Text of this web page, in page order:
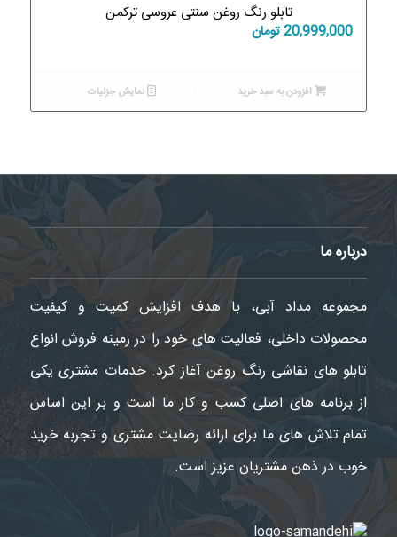
تابلو رنگ روغن سنتی عروسی ترکمن
20,999,000تومان
افزودن به سبد خرید نمایش جزئیات
درباره ما
مجموعه مداد آبی، با هدف افزایش کمیت و کیفیت
محصولات داخلی، فعالیت های خود را در زمینه فروش انواع
تابلو های نقاشی رنگ روغن آغاز کرد. خدمات مشتری یکی
از برنامه های اصلی کسب و کار ما است و بر این اساس
تمام تلاش های ما برای ارائه رضایت مشتری و تجربه خرید
خوب در ذهن مشتریان عزیز است.